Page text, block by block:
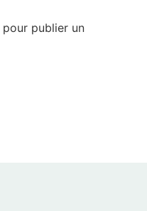
pour publier un